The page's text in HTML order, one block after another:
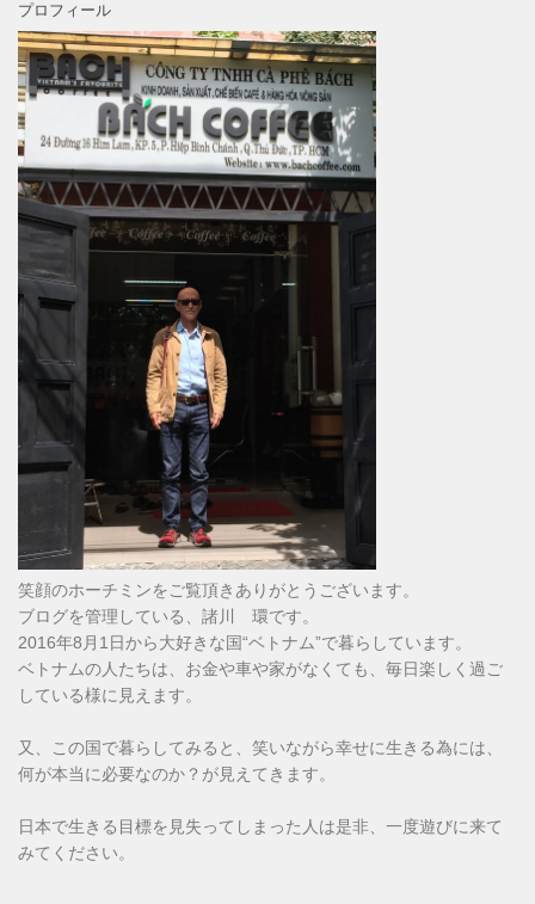
プロフィール
笑顔のホーチミンをご覧頂きありがとうございます。
ブログを管理している、諸川 環です。
2016年8月1日から大好きな国“ベトナム”で暮らしています。
ベトナムの人たちは、お金や車や家がなくても、毎日楽しく過ご
している様に見えます。
又、この国で暮らしてみると、笑いながら幸せに生きる為には、
何が本当に必要なのか？が見えてきます。
日本で生きる目標を見失ってしまった人は是非、一度遊びに来て
みてください。